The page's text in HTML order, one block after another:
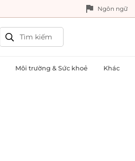
Ngôn ngữ
Môi trường & Sức khoẻ Khác